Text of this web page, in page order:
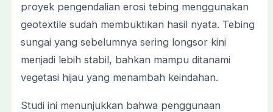
proyek pengendalian erosi tebing menggunakan
geotextile sudah membuktikan hasil nyata. Tebing
sungai yang sebelumnya sering longsor kini
menjadi lebih stabil, bahkan mampu ditanami
vegetasi hijau yang menambah keindahan.
Studi ini menunjukkan bahwa penggunaan